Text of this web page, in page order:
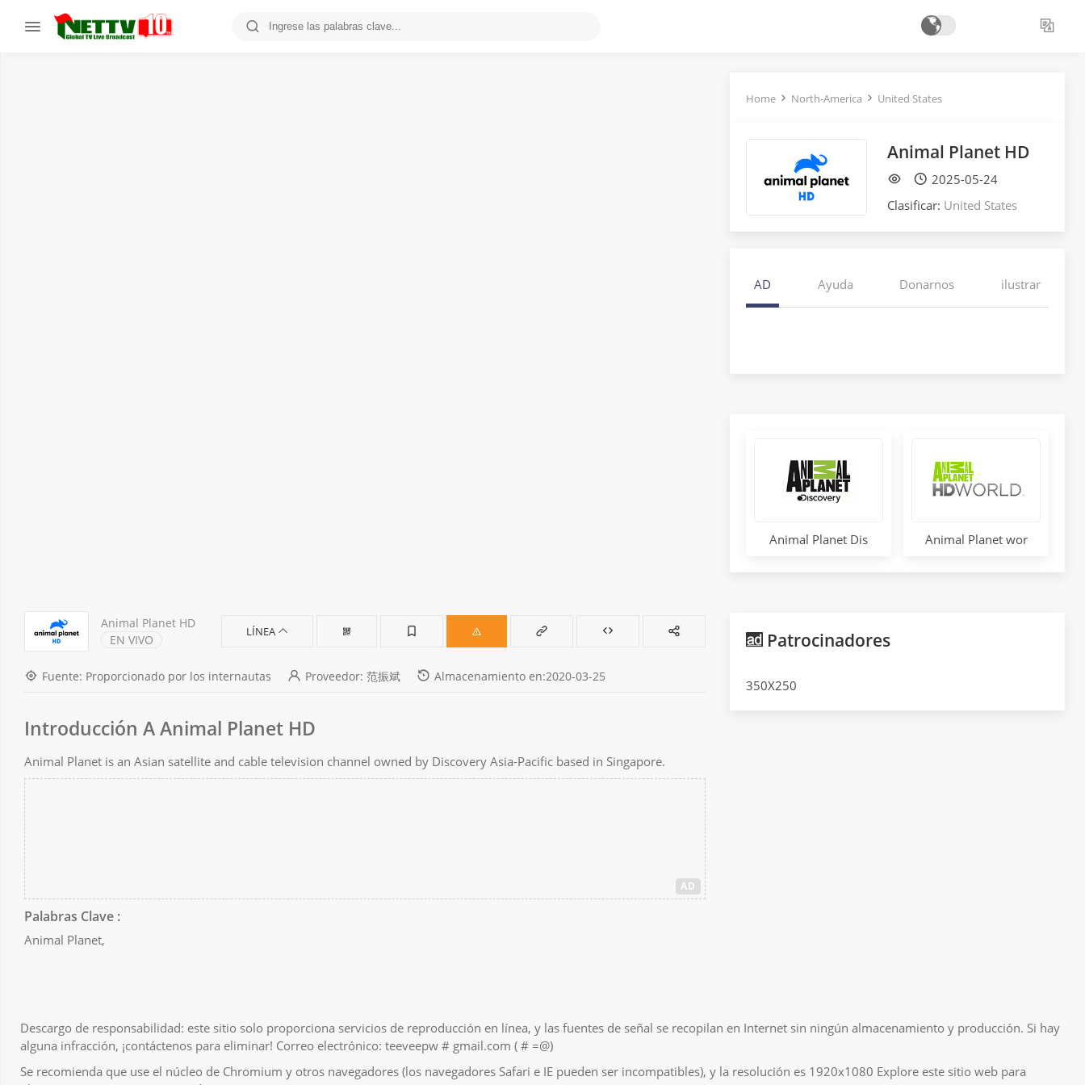
Animal Planet HD
EN VIVO
LÍNEA
Fuente: Proporcionado por los internautas Proveedor: 范振斌 Almacenamiento en:2020-03-25
Introducción A Animal Planet HD
Animal Planet is an Asian satellite and cable television channel owned by Discovery Asia-Pacific based in Singapore.
AD
Palabras Clave :
Animal Planet,
Home North-America United States
Animal Planet HD
2025-05-24
Clasificar: United States
AD Ayuda Donarnos ilustrar
Animal Planet Dis Animal Planet wor
Patrocinadores
350X250
Descargo de responsabilidad: este sitio solo proporciona servicios de reproducción en línea, y las fuentes de señal se recopilan en Internet sin ningún almacenamiento y producción. Si hay
alguna infracción, ¡contáctenos para eliminar! Correo electrónico: teeveepw # gmail.com ( # =@)
Se recomienda que use el núcleo de Chromium y otros navegadores (los navegadores Safari e IE pueden ser incompatibles), y la resolución es 1920x1080 Explore este sitio web para